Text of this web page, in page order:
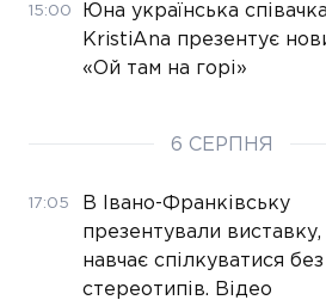
15:00
Юна українська співачка
KristiAna презентує
«Ой там на горі»
6 СЕРПНЯ
17:05
В Івано-Франківську
презентували виставку,
навчає спілкуватися без
стереотипів. Відео